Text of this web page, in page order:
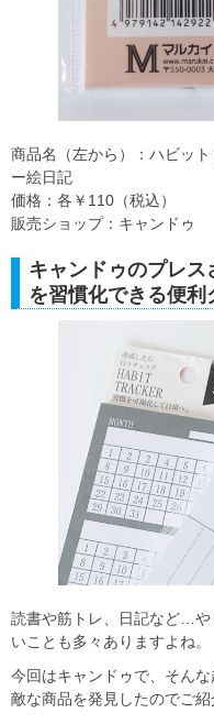
商品名（左から）：ハビッ
ー絵日記
価格：各￥110（税込）
販売ショップ：キャンドゥ
キャンドゥのプレ
を習慣化できる便
読書や筋トレ、日記など…や
いことも多々ありますよね。
今回はキャンドゥで、そん
敵な商品を発見したのでご紹